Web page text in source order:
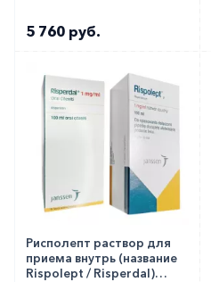
5 760 руб.
Рисполепт раствор для
приема внутрь (название
Rispolept / Risperdal)